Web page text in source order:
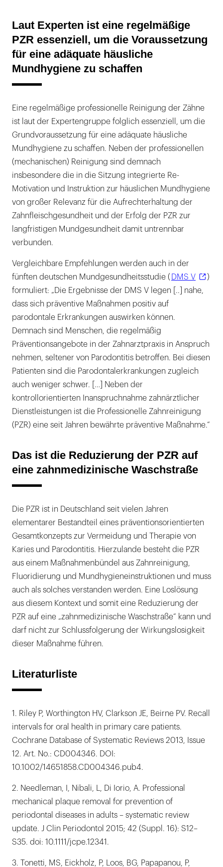
Laut Experten ist eine regelmäßige
PZR essenziell, um die Voraussetzung
für eine adäquate häusliche
Mundhygiene zu schaffen
Eine regelmäßige professionelle Reinigung der Zähne
ist laut der Expertengruppe folglich essenziell, um die
Grundvoraussetzung für eine adäquate häusliche
Mundhygiene zu schaffen. Neben der professionellen
(mechanischen) Reinigung sind demnach
insbesondere die in die Sitzung integrierte Re-
Motivation und Instruktion zur häuslichen Mundhygiene
von großer Relevanz für die Aufrechterhaltung der
Zahnfleischgesundheit und der Erfolg der PZR zur
langfristigen Mundgesundheit damit untrennbar
verbunden.
Vergleichbare Empfehlungen werden auch in der
fünften deutschen Mundgesundheitsstudie (
DMS V
)
formuliert: „Die Ergebnisse der DMS V legen [..] nahe,
dass sich präventive Maßnahmen positiv auf
parodontale Erkrankungen auswirken können.
Demnach sind Menschen, die regelmäßig
Präventionsangebote in der Zahnarztpraxis in Anspruch
nehmen, seltener von Parodontitis betroffen. Bei diesen
Patienten sind die Parodontalerkrankungen zugleich
auch weniger schwer. […] Neben der
kontrollorientierten Inanspruchnahme zahnärztlicher
Dienstleistungen ist die Professionelle Zahnreinigung
(PZR) eine seit Jahren bewährte präventive Maßnahme.“
Das ist die Reduzierung der PZR auf
eine zahnmedizinische Waschstraße
Die PZR ist in Deutschland seit vielen Jahren
elementarer Bestandteil eines präventionsorientierten
Gesamtkonzepts zur Vermeidung und Therapie von
Karies und Parodontitis. Hierzulande besteht die PZR
aus einem Maßnahmenbündel aus Zahnreinigung,
Fluoridierung und Mundhygieneinstruktionen und muss
auch als solches verstanden werden. Eine Loslösung
aus diesem Kontext und somit eine Reduzierung der
PZR auf eine „zahnmedizinische Waschstraße“ kann und
darf nicht zur Schlussfolgerung der Wirkungslosigkeit
dieser Maßnahme führen.
Literaturliste
1. Riley P, Worthington HV, Clarkson JE, Beirne PV. Recall
intervals for oral health in primary care patients.
Cochrane Database of Systematic Reviews 2013, Issue
12. Art. No.: CD004346. DOI:
10.1002/14651858.CD004346.pub4.
2. Needleman, I, Nibali, L, Di Iorio, A. Professional
mechanical plaque removal for prevention of
periodontal diseases in adults – systematic review
update. J Clin Periodontol 2015; 42 (Suppl. 16): S12–
S35. doi: 10.1111/jcpe.12341.
3. Tonetti, MS, Eickholz, P, Loos, BG, Papapanou, P,